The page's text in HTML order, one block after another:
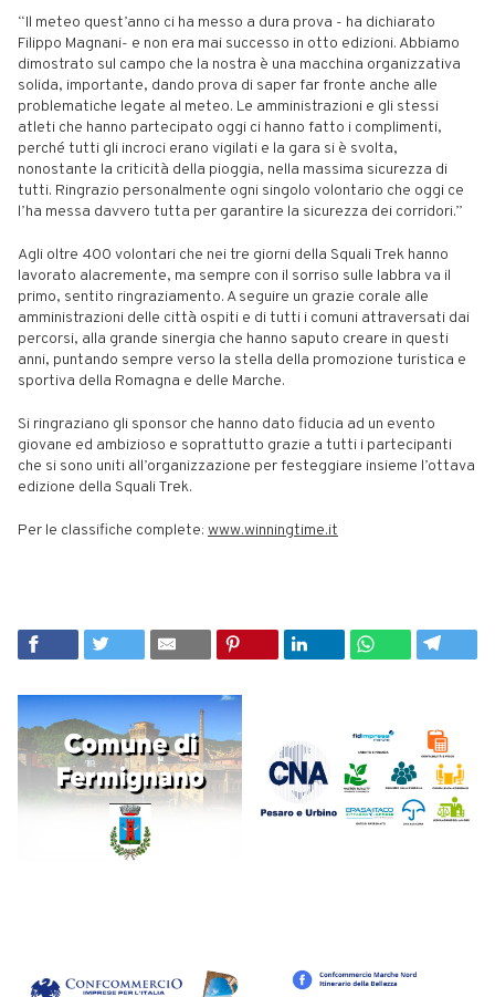
“Il meteo quest’anno ci ha messo a dura prova - ha dichiarato
Filippo Magnani- e non era mai successo in otto edizioni. Abbiamo
dimostrato sul campo che la nostra è una macchina organizzativa
solida, importante, dando prova di saper far fronte anche alle
problematiche legate al meteo. Le amministrazioni e gli stessi
atleti che hanno partecipato oggi ci hanno fatto i complimenti,
perché tutti gli incroci erano vigilati e la gara si è svolta,
nonostante la criticità della pioggia, nella massima sicurezza di
tutti. Ringrazio personalmente ogni singolo volontario che oggi ce
l’ha messa davvero tutta per garantire la sicurezza dei corridori.”
Agli oltre 400 volontari che nei tre giorni della Squali Trek hanno
lavorato alacremente, ma sempre con il sorriso sulle labbra va il
primo, sentito ringraziamento. A seguire un grazie corale alle
amministrazioni delle città ospiti e di tutti i comuni attraversati dai
percorsi, alla grande sinergia che hanno saputo creare in questi
anni, puntando sempre verso la stella della promozione turistica e
sportiva della Romagna e delle Marche.
Si ringraziano gli sponsor che hanno dato fiducia ad un evento
giovane ed ambizioso e soprattutto grazie a tutti i partecipanti
che si sono uniti all’organizzazione per festeggiare insieme l’ottava
edizione della Squali Trek.
Per le classifiche complete: www.winningtime.it